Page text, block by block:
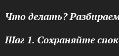
Что делать?
Шаг 1. Сохраняйте